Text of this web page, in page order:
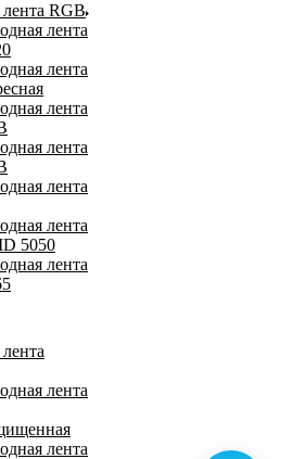
RGB
лента
лента
лента
лента
лента
лента
5050
лента
лента
лента